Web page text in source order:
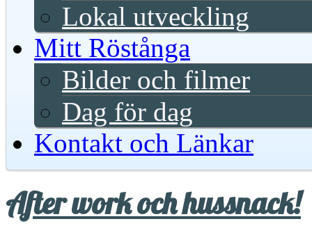
Lokal utveckling
Mitt Röstånga
Bilder och filmer
Dag för dag
Kontakt och Länkar
After work och hussnack!